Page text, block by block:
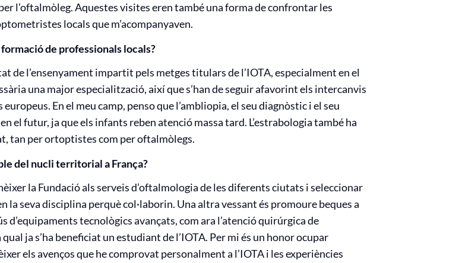
l’oftalmòleg. Aquestes visites eren també una forma de confrontar les
locals que m’acompanyaven.
de professionals locals?
de l’ensenyament impartit pels metges titulars de l’IOTA, especialment en el
una major especialització, així que s’han de seguir afavorint els intercanvis
En el meu camp, penso que l’ambliopia, el seu diagnòstic i el seu
el futur, ja que els infants reben atenció massa tard. L’estrabologia també ha
tan per ortoptistes com per oftalmòlegs.
del nucli territorial a França?
la Fundació als serveis d’oftalmologia de les diferents ciutats i seleccionar
seva disciplina perquè col·laborin. Una altra vessant és promoure beques a
d’equipaments tecnològics avançats, com ara l’atenció quirúrgica de
ja s’ha beneficiat un estudiant de l’IOTA. Per mi és un honor ocupar
els avenços que he comprovat personalment a l’IOTA i les experiències